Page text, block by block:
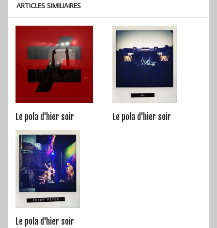
ARTICLES SIMILIAIRES
Le pola d'hier soir Le pola d'hier soir
Le pola d'hier soir